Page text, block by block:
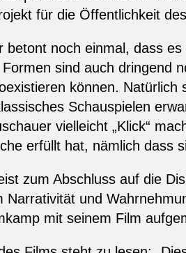
für die Öffentlichkeit
betont noch einmal, dass
sind auch dringend
können.
Schauspielen
vielleicht „Klick“
erfüllt hat, nämlich dass
zum Abschluss auf die
Narrativität und
mit seinem Film